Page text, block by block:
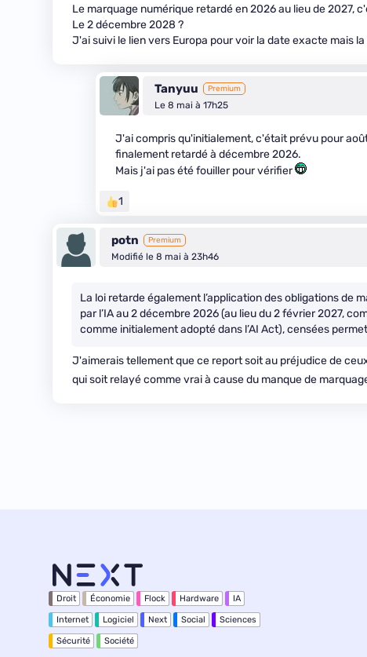
Le marquage numérique retardé en 2026 au lieu de 2027,
Le 2 décembre 2028 ?
J'ai suivi le lien vers Europa pour voir la date exacte mais
Tanyuu Premium
Le 8 mai à 17h25
J'ai compris qu'initialement, c'était prévu pour
finalement retardé à décembre 2026.
Mais j'ai pas été fouiller pour vérifier
1
potn Premium
Modifié le 8 mai à 23h46
La loi retarde également l’application des obligations de
par l’IA au 2 décembre 2026 (au lieu du 2 février 2027,
comme initialement adopté dans l’AI Act), censées
J'aimerais tellement que ce report soit au préjudice de
qui soit relayé comme vrai à cause du manque de
Droit Économie Flock Hardware IA
Internet Logiciel Next Social Sciences
Sécurité Société